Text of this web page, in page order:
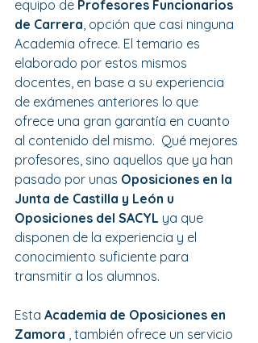
equipo de Profesores Funcionarios
de Carrera , opción que casi ninguna
Academia ofrece. El temario es
elaborado por estos mismos
docentes, en base a su experiencia
de exámenes anteriores lo que
ofrece una gran garantía en cuanto
al contenido del mismo.  Qué mejores
profesores, sino aquellos que ya han
pasado por unas Oposiciones en la
Junta de Castilla y León u
Oposiciones del SACYL ya que
disponen de la experiencia y el
conocimiento suficiente para
transmitir a los alumnos.
Esta Academia de Oposiciones en
Zamora , también ofrece un servicio